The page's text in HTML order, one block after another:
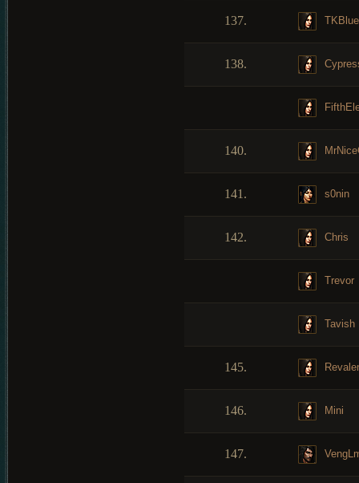
137. TKBlue
138.
140.
141. s0nin
142. Chris
Trevor
Tavish
145.
146. Mini
147.